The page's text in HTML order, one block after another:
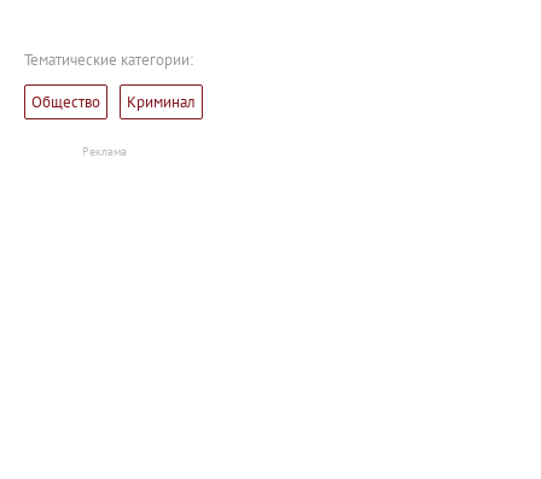
Тематические категории:
Общество Криминал